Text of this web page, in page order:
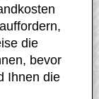
die
bevor
Ihnen die